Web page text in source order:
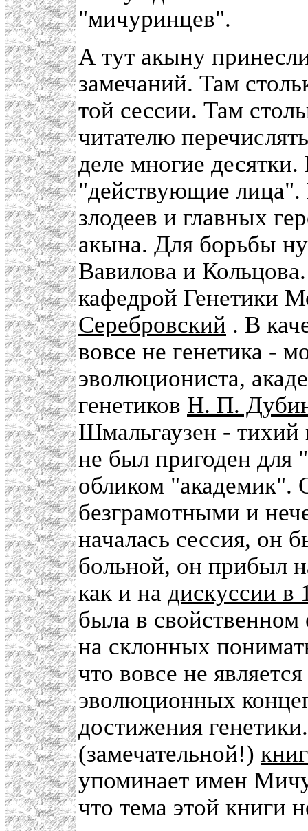
"мичуринцев".
А тут акыну
замечаний. Там
той сессии. Там
читателю
деле многие
"действующие лица".
злодеев и главных
акына. Для борьбы
Вавилова и
кафедрой Генетики
Серебровский . В
вовсе не генетика -
эволюциониста,
генетиков Н. П.
Шмальгаузен - тихий
не был пригоден
обликом "академик".
безграмотными и
началась сессия, он
больной, он прибыл
как и на дискуссии в
была в
на склонных
что вовсе не
эволюционных
достижения
(замечательной!)
упоминает имен
что тема этой книги